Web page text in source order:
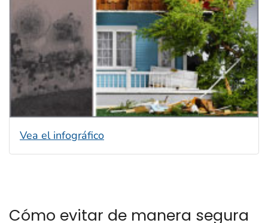
Vea el infográfico
Cómo evitar de manera segura